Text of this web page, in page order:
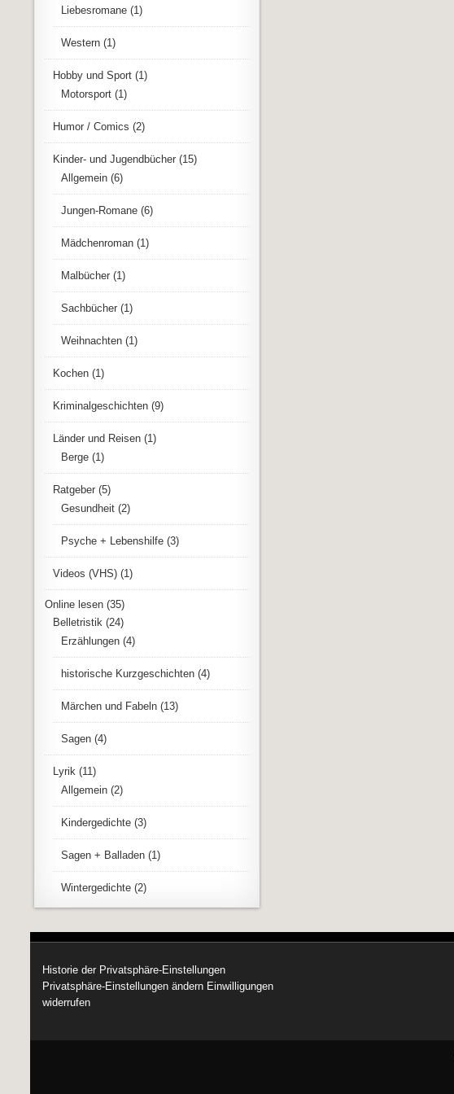
Liebesromane (1)
Western (1)
Hobby und Sport (1)
Motorsport (1)
Humor / Comics (2)
Kinder- und Jugendbücher (15)
Allgemein (6)
Jungen-Romane (6)
Mädchenroman (1)
Malbücher (1)
Sachbücher (1)
Weihnachten (1)
Kochen (1)
Kriminalgeschichten (9)
Länder und Reisen (1)
Berge (1)
Ratgeber (5)
Gesundheit (2)
Psyche + Lebenshilfe (3)
Videos (VHS) (1)
Online lesen (35)
Belletristik (24)
Erzählungen (4)
historische Kurzgeschichten (4)
Märchen und Fabeln (13)
Sagen (4)
Lyrik (11)
Allgemein (2)
Kindergedichte (3)
Sagen + Balladen (1)
Wintergedichte (2)
Historie der Privatsphäre-Einstellungen
Privatsphäre-Einstellungen ändern Einwilligungen
widerrufen